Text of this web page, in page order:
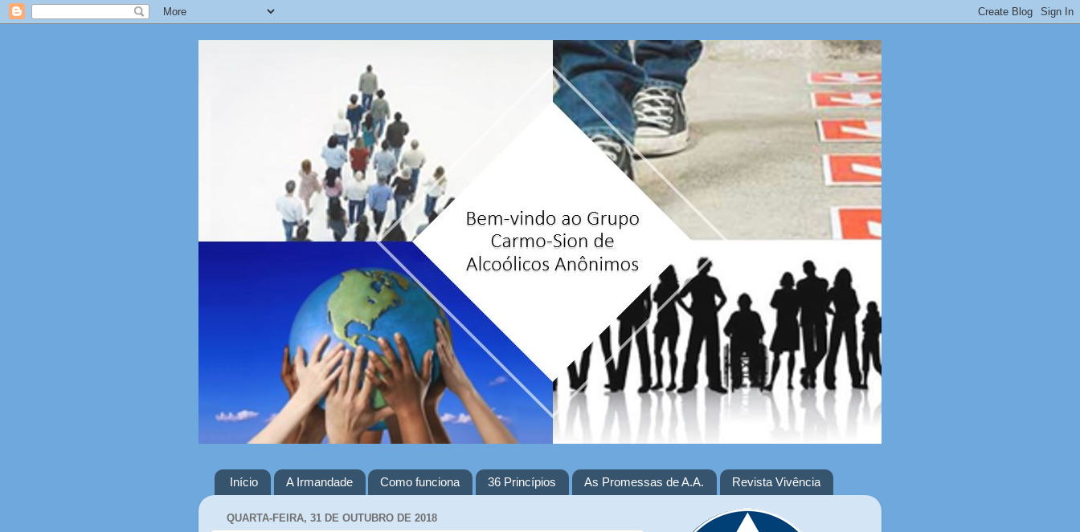
Início A Irmandade Como funciona 36 Princípios As Promessas de A.A. Revista Vivência
QUARTA-FEIRA, 31 DE OUTUBRO DE 2018